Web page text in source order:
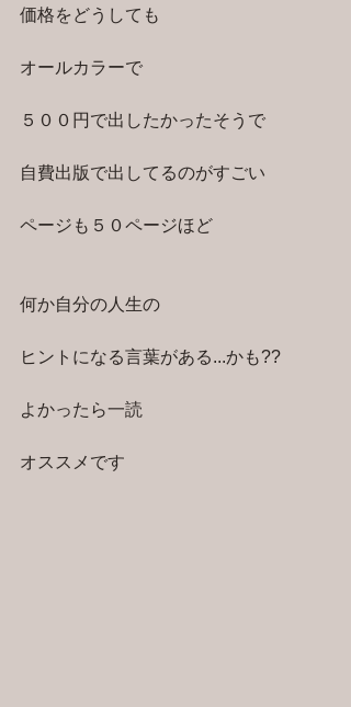
価格をどうしても
オールカラーで
５００円で出したかったそうで
自費出版で出してるのがすごい
ページも５０ページほど
何か自分の人生の
ヒントになる言葉がある...かも??
よかったら一読
オススメです